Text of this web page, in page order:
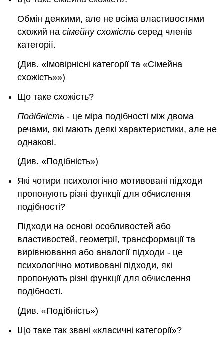
Обмін деякими, але не всіма властивостями
схожий насімейну схожість серед членів
категорії.
(Див. «Імовірнісні категорії та «Сімейна
схожість»»)
Що таке схожість?
Подібність - це міра подібності між двома
речами, які мають деякі характеристики, але не
однакові.
(Див. «Подібність»)
Які чотири психологічно мотивовані підходи
пропонують різні функції для обчислення
подібності?
Підходи на основі особливостей або
властивостей, геометрії, трансформації та
вирівнювання або аналогії підходи - це
психологічно мотивовані підходи, які
пропонують різні функції для обчислення
подібності.
(Див. «Подібність»)
Що таке так звані «класичні категорії»?